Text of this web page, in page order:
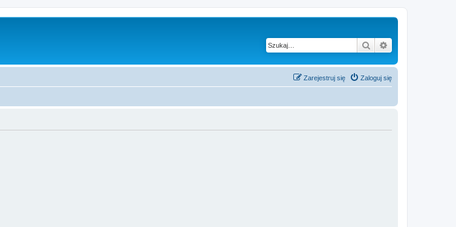
Szukaj
Zaloguj się
Zarejestruj się